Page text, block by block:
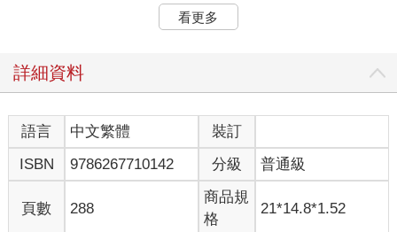
一諾向來聽他的話，不再多問，只是輕輕「喔」了一聲。
拍他的背，示意他進屋去。
陳鈞浩站起身，再次端詳面前的女孩。忽地一陣風吹來，她那直
順的黑髮也隨風揚起。
「請問妳是？」陳鈞浩先開了口。
「楊婉真，新來的美術老師。」女孩笑著說，語氣自然。
「妳來多久了？」他又問。
看更多
詳細資料
語言 中文繁體
裝訂
ISBN
9786267710142 分級 普通級
頁數 288
商品規
格
21*14.8*1.52